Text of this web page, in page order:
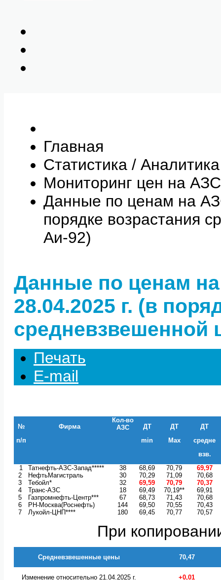
Главная
Статистика / Аналитика
Мониторинг цен на
Данные по ценам на
порядке возрастания
Аи-92)
Данные по ценам
28.04.2025 г. (в
средневзвешенной
Печать
E-mail
№
п/п
Фирма
Кол-во
АЗС
ДТ
min
ДТ
Max
ДТ
средне
взв.
1
Татнефть-АЗС-Запад***** 38 68,69 70,79
69,97
2
НефтьМагистраль 30 70,29 71,09
70,68
3
Тебойл* 32 69,59 70,79
70,37
4
Транс-АЗС 18 69,49 70,19**
69,91
5
Газпромнефть-Центр*** 67 68,73 71,43
70,68
6
РН-Москва(Роснефть) 144 69,50 70,55
70,43
7
Лукойл-ЦНП**** 180 69,45 70,77 70,57
При
Средневзвешенные цены 70,47
Изменение относительно 21.04.2025 г. +0,01